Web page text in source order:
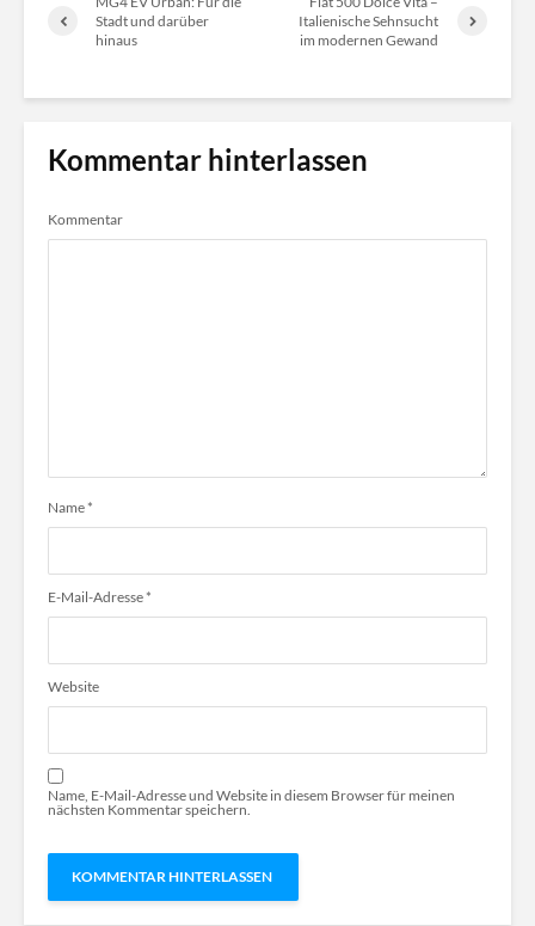
Stadt und darüber
hinaus
Italienische Sehnsucht
im modernen Gewand
Kommentar hinterlassen
Kommentar
Name *
E-Mail-Adresse *
Website
Name, E-Mail-Adresse und Website in diesem Browser für meinen
nächsten Kommentar speichern.